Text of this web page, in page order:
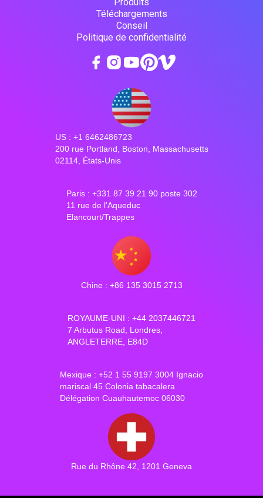
Téléchargements
Conseil
Politique de confidentialité
US : +1 6462486723
200 rue Portland, Boston, Massachusetts
02114, États-Unis
Paris : +331 87 39 21 90 poste 302
11 rue de l'Aqueduc
Elancourt/Trappes
Chine : +86 135 3015 2713
ROYAUME-UNI : +44 2037446721
7 Arbutus Road, Londres,
ANGLETERRE, E84D
Mexique : +52 1 55 9197 3004 Ignacio
mariscal 45 Colonia tabacalera
Délégation Cuauhautemoc 06030
Rue du Rhône 42, 1201 Geneva